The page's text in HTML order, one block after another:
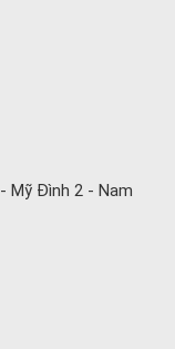
Mỹ Đình 2 - Nam